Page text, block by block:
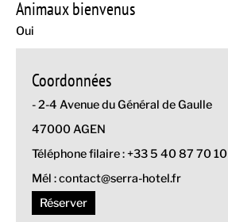
Animaux bienvenus
Oui
Coordonnées
- 2-4 Avenue du Général de Gaulle
47000 AGEN
Téléphone filaire : +33 5 40 87 70 10
Mél : contact@serra-hotel.fr
Réserver